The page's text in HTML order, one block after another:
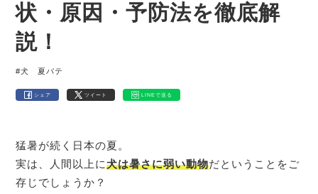
状・原因・予防法を徹底解
説！
#犬 夏バテ
シェア ツイート LINEで送る
猛暑が続く日本の夏。
実は、人間以上に犬は暑さに弱い動物だということをご
存じでしょうか？